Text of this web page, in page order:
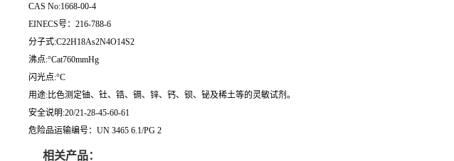
CAS No:1668-00-4
EINECS号：216-788-6
分子式:C22H18As2N4O14S2
沸点:°Cat760mmHg
闪光点:°C
用途:比色测定铀、钍、锆、镉、锌、钙、钡、铋及稀土等的灵敏试剂。
安全说明:20/21-28-45-60-61
危险品运输编号：UN 3465 6.1/PG 2
相关产品：